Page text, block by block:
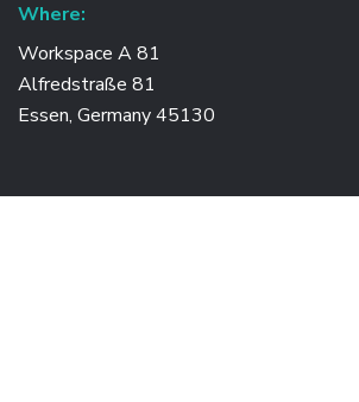
Where:
Workspace A 81
Alfredstraße 81
Essen, Germany 45130